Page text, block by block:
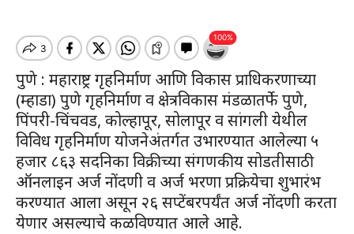
पुणे : महाराष्ट्र गृहनिर्माण आणि विकास प्राधिकरणाच्या
(म्हाडा) पुणे गृहनिर्माण व क्षेत्रविकास मंडळातर्फे पुणे,
पिंपरी-चिंचवड, कोल्हापूर, सोलापूर व सांगली येथील
विविध गृहनिर्माण योजनेअंतर्गत उभारण्यात आलेल्या ५
हजार ८६३ सदनिका विक्रीच्या संगणकीय सोडतीसाठी
ऑनलाइन अर्ज नोंदणी व अर्ज भरणा प्रक्रियेचा शुभारंभ
करण्यात आला असून २६ सप्टेंबरपर्यंत अर्ज नोंदणी करता
येणार असल्याचे कळविण्यात आले आहे.